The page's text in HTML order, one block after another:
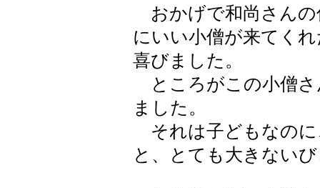
おかげで和尚さんの
にいい小僧が来てく
喜びました。
ところがこの小僧さ
ました。
それは子どもなのに
と、とても大きない